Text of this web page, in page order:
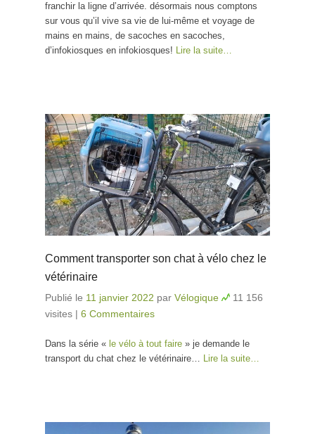
franchir la ligne d’arrivée. désormais nous comptons
sur vous qu’il vive sa vie de lui-même et voyage de
mains en mains, de sacoches en sacoches,
d’infokiosques en infokiosques! Lire la suite…
Comment transporter son chat à vélo chez le
vétérinaire
Publié le 11 janvier 2022 par Vélogique
11 156
visites | 6 Commentaires
Dans la série « le vélo à tout faire » je demande le
transport du chat chez le vétérinaire… Lire la suite…